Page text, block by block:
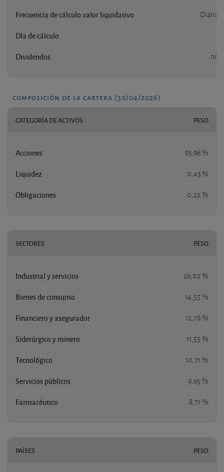
Frecuencia de cálculo valor liquidativo Diaria
Día de cálculo -
Dividendos no
composición de la cartera (30/04/2026)
CATEGORÍA DE ACTIVOS PESO
Acciones 93,96 %
Liquidez 0,43 %
Obligaciones 0,22 %
SECTORES PESO
Industrial y servicios 26,02 %
Bienes de consumo 14,55 %
Financiero y asegurador 12,78 %
Siderúrgico y minero 11,55 %
Tecnológico 10,71 %
Servicios públicos 9,65 %
Farmacéutico 8,71 %
PAÍSES PESO